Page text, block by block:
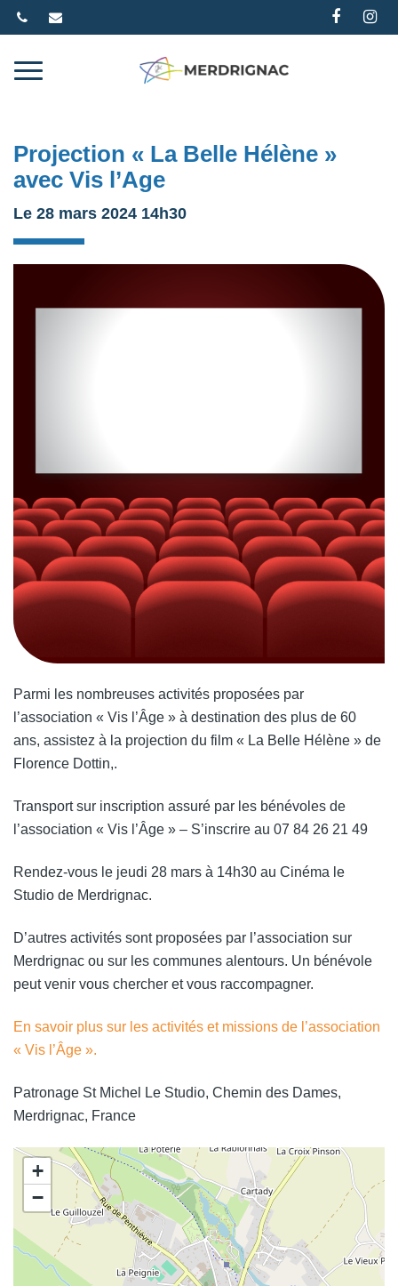
Lien
vers
Projection « La Belle Hélène »
avec Vis l’Age
Le 28 mars 2024 14h30
Parmi les nombreuses activités proposées par
l’association « Vis l’Âge » à destination des plus de 60
ans, assistez à la projection du film « La Belle Hélène » de
Florence Dottin,.
Transport sur inscription assuré par les bénévoles de
l’association « Vis l’Âge » – S’inscrire au 07 84 26 21 49
Rendez-vous le jeudi 28 mars à 14h30 au Cinéma le
Studio de Merdrignac.
D’autres activités sont proposées par l’association sur
Merdrignac ou sur les communes alentours. Un bénévole
peut venir vous chercher et vous raccompagner.
En savoir plus sur les activités et missions de l’association
« Vis l’Âge ».
Patronage St Michel Le Studio, Chemin des Dames,
Merdrignac, France
+
−